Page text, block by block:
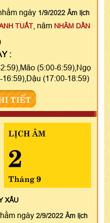
ngày 1/9/2022 Âm lịch
TUẤT , năm NHÂM DẦN
:
(5:00-6:59),Ngọ
(17:00-18:59)
TIẾT
LỊCH ÂM
2
Tháng 9
XẤU
ngày 2/9/2022 Âm lịch